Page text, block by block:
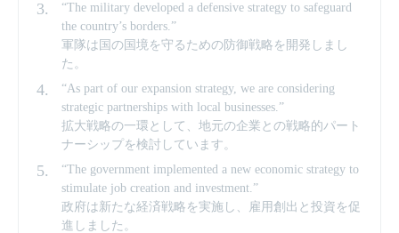
“The military developed a defensive strategy to safeguard
the country’s borders.”
軍隊は国の国境を守るための防御戦略を開発しまし
た。
“As part of our expansion strategy, we are considering
strategic partnerships with local businesses.”
拡大戦略の一環として、地元の企業との戦略的パート
ナーシップを検討しています。
“The government implemented a new economic strategy to
stimulate job creation and investment.”
政府は新たな経済戦略を実施し、雇用創出と投資を促
進しました。